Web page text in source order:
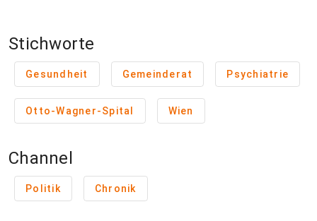
Stichworte
Gesundheit Gemeinderat Psychiatrie
Otto-Wagner-Spital Wien
Channel
Politik Chronik